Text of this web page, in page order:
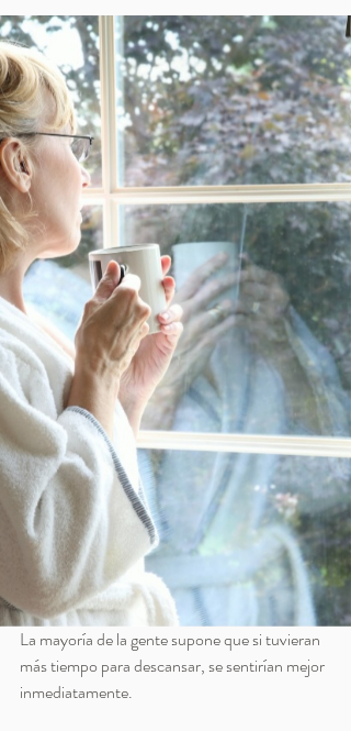
La mayoría de la gente supone que si tuvieran
más tiempo para descansar, se sentirían mejor
inmediatamente.